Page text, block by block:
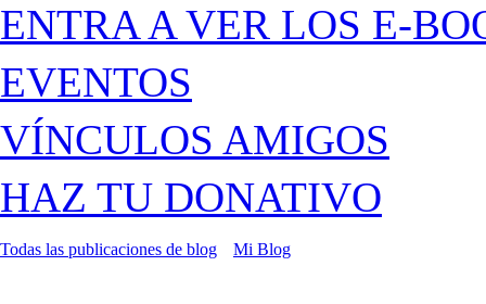
ENTRA A VER LOS E-
EVENTOS
VÍNCULOS AMIGOS
HAZ TU DONATIVO
Todas las publicaciones de blog Mi Blog